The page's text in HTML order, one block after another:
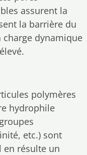
assurent la
la barrière du
dynamique
polymères
hydrophile
etc.) sont
en résulte un